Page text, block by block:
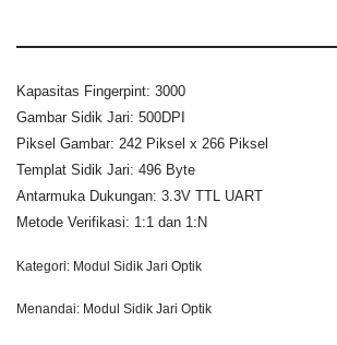
Kapasitas Fingerpint: 3000
Gambar Sidik Jari: 500DPI
Piksel Gambar: 242 Piksel x 266 Piksel
Templat Sidik Jari: 496 Byte
Antarmuka Dukungan: 3.3V TTL UART
Metode Verifikasi: 1:1 dan 1:N
Kategori: Modul Sidik Jari Optik
Menandai: Modul Sidik Jari Optik